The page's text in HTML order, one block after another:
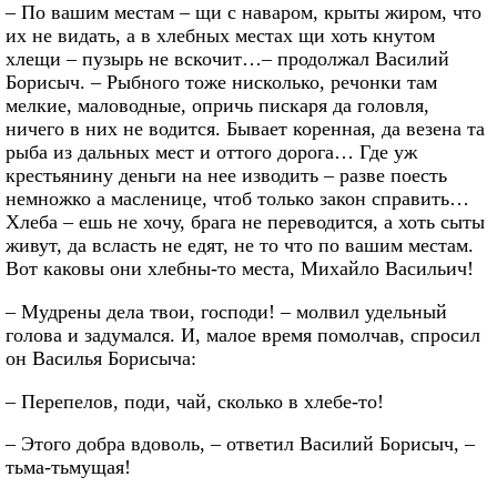
– По вашим местам – щи с наваром, крыты жиром, что
их не видать, а в хлебных местах щи хоть кнутом
хлещи – пузырь не вскочит…– продолжал Василий
Борисыч. – Рыбного тоже нисколько, речонки там
мелкие, маловодные, опричь пискаря да головля,
ничего в них не водится. Бывает коренная, да везена та
рыба из дальных мест и оттого дорога… Где уж
крестьянину деньги на нее изводить – разве поесть
немножко а масленице, чтоб только закон справить…
Хлеба – ешь не хочу, брага не переводится, а хоть сыты
живут, да всласть не едят, не то что по вашим местам.
Вот каковы они хлебны-то места, Михайло Васильич!
– Мудрены дела твои, господи! – молвил удельный
голова и задумался. И, малое время помолчав, спросил
он Василья Борисыча:
– Перепелов, поди, чай, сколько в хлебе-то!
– Этого добра вдоволь, – ответил Василий Борисыч, –
тьма-тьмущая!